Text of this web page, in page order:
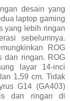
desain yang
laptop gaming
yang lebih ringan
sebelumnya.
ROG
dan ringan. ROG
layar 14-inci
1,59 cm. Tidak
G14 (GA403)
dan ringan di